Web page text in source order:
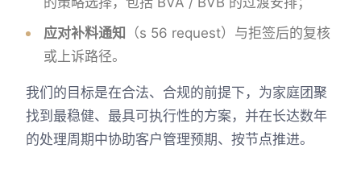
应对补料通知
（s 56 request）与拒签后的复核
或上诉路径。
我们的目标是在合法、合规的前提下，为家庭团聚
找到最稳健、最具可执行性的方案，并在长达数年
的处理周期中协助客户管理预期、按节点推进。